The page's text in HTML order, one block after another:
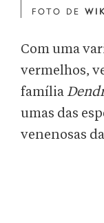
FOTO DE
Com uma
vermelhos,
família
umas das
venenosas